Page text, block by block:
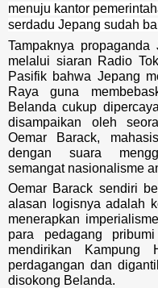
menuju kantor
serdadu Jepang sudah
Tampaknya
melalui siaran Radio
Pasifik bahwa Jepang
Raya guna
Belanda cukup
disampaikan oleh
Oemar Barack,
dengan suara
semangat nasionalisme
Oemar Barack sendiri
alasan logisnya adalah
menerapkan
para pedagang
mendirikan Kampung
perdagangan dan
disokong Belanda.